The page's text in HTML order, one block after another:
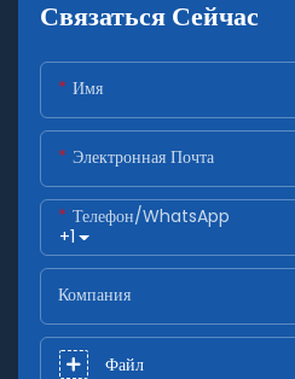
Связаться Сейчас
Имя
Электронная Почта
+1
Телефон/WhatsApp
Компания
Файл